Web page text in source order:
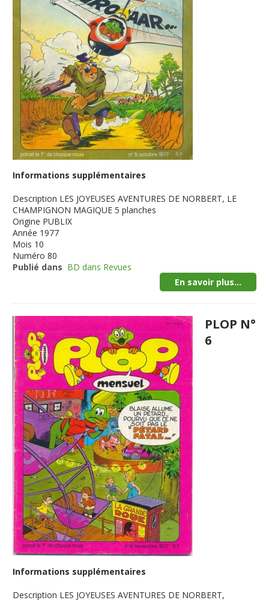
Informations supplémentaires
Description LES JOYEUSES AVENTURES DE NORBERT, LE
CHAMPIGNON MAGIQUE 5 planches
Origine PUBLIX
Année 1977
Mois 10
Numéro 80
Publié dans BD dans Revues
En savoir plus...
PLOP N°
6
Informations supplémentaires
Description LES JOYEUSES AVENTURES DE NORBERT,